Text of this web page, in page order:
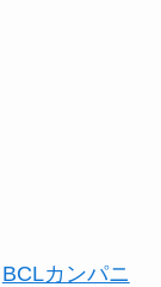
BCLカンパニ